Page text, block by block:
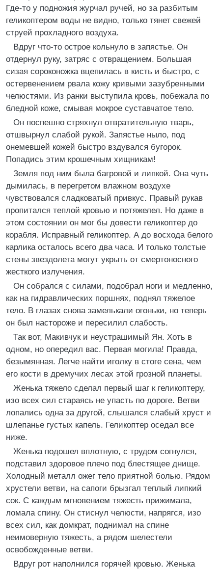
Где-то у подножия журчал ручей, но за разбитым
геликоптером воды не видно, только тянет свежей
струей прохладного воздуха.
Вдруг что-то острое кольнуло в запястье. Он
отдернул руку, затряс с отвращением. Большая
сизая сороконожка вцепилась в кисть и быстро, с
остервенением рвала кожу кривыми зазубренными
челюстями. Из ранки выступила кровь, побежала по
бледной коже, смывая мокрое суставчатое тело.
Он поспешно стряхнул отвратительную тварь,
отшвырнул слабой рукой. Запястье ныло, под
онемевшей кожей быстро вздувался бугорок.
Попадись этим крошечным хищникам!
Земля под ним была багровой и липкой. Она чуть
дымилась, в перегретом влажном воздухе
чувствовался сладковатый привкус. Правый рукав
пропитался теплой кровью и потяжелел. Но даже в
этом состоянии он мог бы довести геликоптер до
корабля. Исправный геликоптер. А до восхода белого
карлика осталось всего два часа. И только толстые
стены звездолета могут укрыть от смертоносного
жесткого излучения.
Он собрался с силами, подобрал ноги и медленно,
как на гидравлических поршнях, поднял тяжелое
тело. В глазах снова замелькали огоньки, но теперь
он был настороже и пересилил слабость.
Так вот, Макивчук и неустрашимый Ян. Хоть в
одном, но опередил вас. Первая могила! Правда,
безымянная. Легче найти иголку в стоге сена, чем
его кости в дремучих лесах этой грозной планеты.
Женька тяжело сделал первый шаг к геликоптеру,
изо всех сил стараясь не упасть по дороге. Ветви
лопались одна за другой, слышался слабый хруст и
шлепанье густых капель. Геликоптер оседал все
ниже.
Женька подошел вплотную, с трудом согнулся,
подставил здоровое плечо под блестящее днище.
Холодный металл ожег тело приятной болью. Рядом
хрустели ветви, на сапоги брызгал теплый липкий
сок. С каждым мгновением тяжесть прижимала,
ломала спину. Он стиснул челюсти, напрягся, изо
всех сил, как домкрат, поднимал на спине
неимоверную тяжесть, а рядом шелестели
освобожденные ветви.
Вдруг рот наполнился горячей кровью. Женька